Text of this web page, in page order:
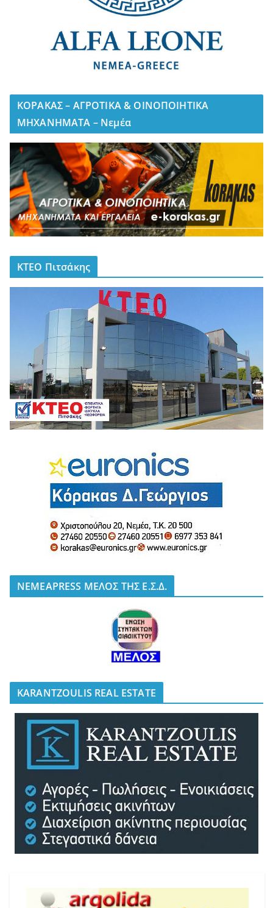
ΚΟΡΑΚΑΣ – ΑΓΡΟΤΙΚΑ & ΟΙΝΟΠΟΙΗΤΙΚΑ
ΜΗΧΑΝΗΜΑΤΑ – Νεμέα
ΚΤΕΟ Πιτσάκης
NEMEAPRESS ΜΕΛΟΣ ΤΗΣ Ε.Σ.Δ.
KARANTZOULIS REAL ESTATE